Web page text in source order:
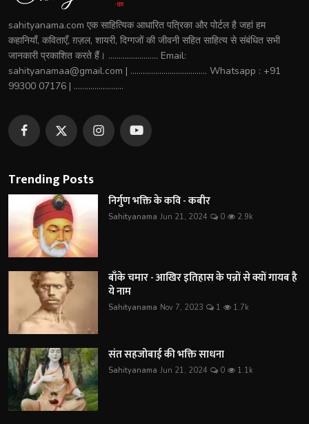
sahityanama.com एक साहित्यिक आधारित पत्रिका और पोर्टल है जहां हम
कहानियाँ, कविताएँ, ग़ज़ल, शायरी, दिग्गजों की जीवनी सहित साहित्य से संबंधित सभी
जानकारी प्रकाशित करते हैं। ........................ Email:
sahityanamaa@gmail.com | ..................................... Whatsapp : +91
99300 07176 | ........................
Trending Posts
निर्गुण भक्ति के कवि - कबीर
Sahityanama Jun 21, 2024 0 2.9k
बाँके चमार - आखिर इतिहास के पन्नों से क्यों गायब है
ये नाम
Sahityanama Nov 7, 2023 1 1.7k
संत सहजोबाई की भक्ति साधना
Sahityanama Jun 21, 2024 0 1.1k